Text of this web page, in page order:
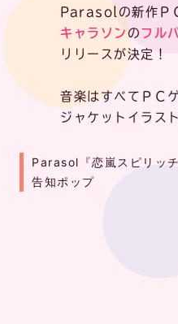
Parasolの新作Ｐ
キャラソン の フル
リリースが決定！
音楽はすべてＰＣ
ジャケットイラス
Parasol『恋嵐スピリッ
告知ポップ